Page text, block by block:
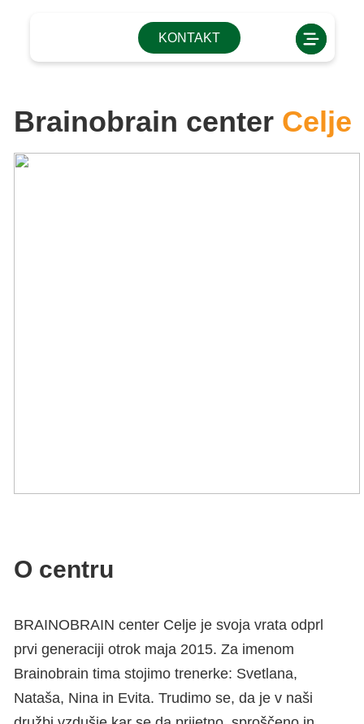
KONTAKT
Brainobrain center Celje
O centru
BRAINOBRAIN center Celje je svoja vrata odprl
prvi generaciji otrok maja 2015. Za imenom
Brainobrain tima stojimo trenerke: Svetlana,
Nataša, Nina in Evita. Trudimo se, da je v naši